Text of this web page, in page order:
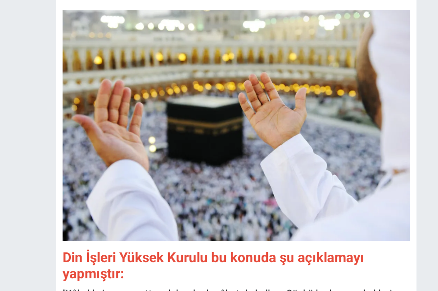
Din İşleri Yüksek Kurulu bu konuda şu açıklamayı
yapmıştır: